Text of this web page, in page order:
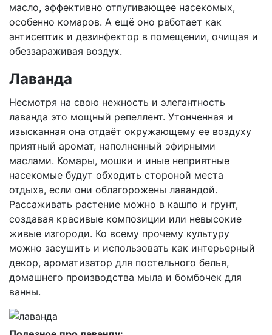
масло, эффективно отпугивающее насекомых,
особенно комаров. А ещё оно работает как
антисептик и дезинфектор в помещении, очищая и
обеззараживая воздух.
Лаванда
Несмотря на свою нежность и элегантность
лаванда это мощный репеллент. Утонченная и
изысканная она отдаёт окружающему ее воздуху
приятный аромат, наполненный эфирными
маслами. Комары, мошки и иные неприятные
насекомые будут обходить стороной места
отдыха, если они облагорожены лавандой.
Рассаживать растение можно в кашпо и грунт,
создавая красивые композиции или невысокие
живые изгороди. Ко всему прочему культуру
можно засушить и использовать как интерьерный
декор, ароматизатор для постельного белья,
домашнего производства мыла и бомбочек для
ванны.